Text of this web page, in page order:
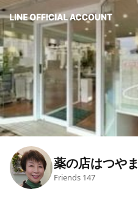
薬の店はつやま
Friends 147